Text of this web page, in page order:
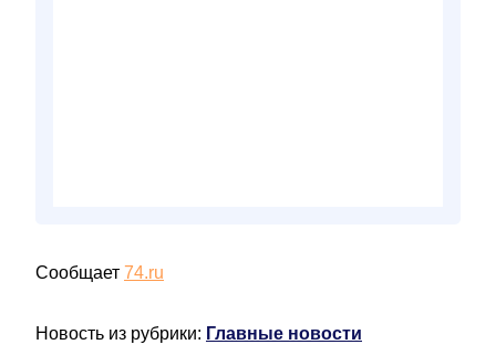
Сообщает 74.ru
Новость из рубрики: Главные новости